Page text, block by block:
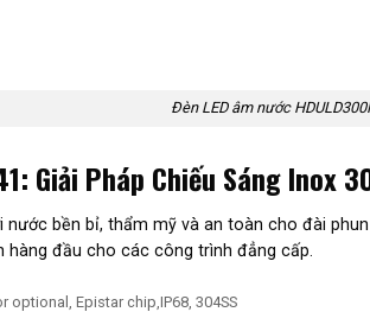
Đèn LED âm nước
Giải Pháp Chiếu Sáng Inox
bền bỉ, thẩm mỹ và an toàn cho đài
hàng đầu cho các công trình đẳng cấp.
optional, Epistar chip,IP68, 304SS